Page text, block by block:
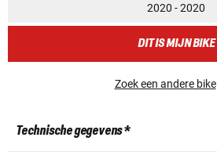
2020 - 2020
DIT IS MIJN BIKE
Zoek een andere bike
Technische gegevens *